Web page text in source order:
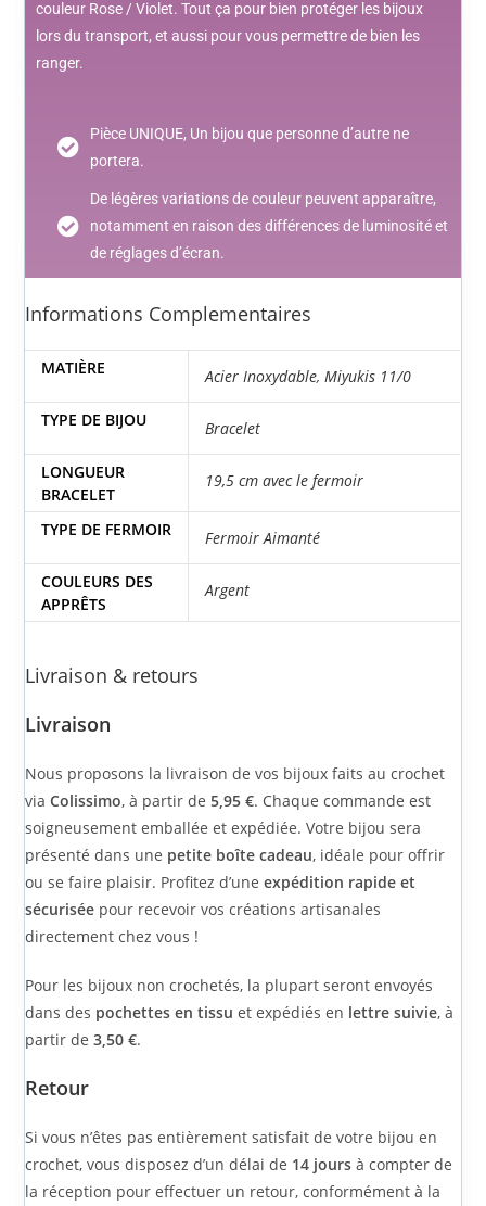
couleur Rose / Violet. Tout ça pour bien protéger les bijoux
lors du transport, et aussi pour vous permettre de bien les
ranger.
Pièce UNIQUE, Un bijou que personne d’autre ne
portera.
De légères variations de couleur peuvent apparaître,
notamment en raison des différences de luminosité et
de réglages d’écran.
Informations Complementaires
MATIÈRE Acier Inoxydable,Miyukis 11/0
TYPE DE BIJOU Bracelet
LONGUEUR
BRACELET
19,5 cm avec le fermoir
TYPE DE FERMOIR Fermoir Aimanté
COULEURS DES
APPRÊTS
Argent
Livraison & retours
Livraison
Nous proposons la livraison de vos bijoux faits au crochet
viaColissimo, à partir de5,95 €. Chaque commande est
soigneusement emballée et expédiée. Votre bijou sera
présenté dans une petite boîte cadeau, idéale pour offrir
ou se faire plaisir. Profitez d’uneexpédition rapide et
sécurisée pour recevoir vos créations artisanales
directement chez vous !
Pour les bijoux non crochetés, la plupart seront envoyés
dans des pochettes en tissu et expédiés en lettre suivie, à
partir de3,50 €.
Retour
Si vous n’êtes pas entièrement satisfait de votre bijou en
crochet, vous disposez d’un délai de 14 jours à compter de
la réception pour effectuer un retour, conformément à la